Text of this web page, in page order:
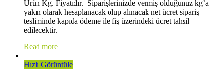
Ürün Kg. Fiyatıdır. Siparişlerinizde vermiş olduğunuz kg’a
yakın olarak hesaplanacak olup alınacak net ücret sipariş
tesliminde kapıda ödeme ile fiş üzerindeki ücret tahsil
edilecektir.
Read more
Hızlı Görüntüle